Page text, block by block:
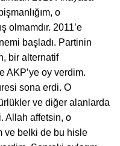
o
olmamdır. 2011’e
başladı. Partinin
bir alternatif
AKP’ye oy verdim.
sona erdi. O
ve diğer alanlarda
Allah affetsin, o
ve belki de bu hisle